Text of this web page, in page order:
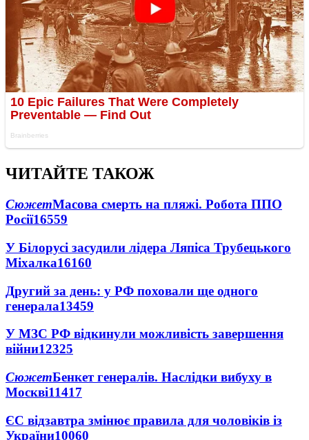
ЧИТАЙТЕ ТАКОЖ
СюжетМасова смерть на пляжі. Робота ППО
Росії16559
У Білорусі засудили лідера Ляпіса Трубецького
Міхалка16160
Другий за день: у РФ поховали ще одного
генерала13459
У МЗС РФ відкинули можливість завершення
війни12325
СюжетБенкет генералів. Наслідки вибуху в
Москві11417
ЄС відзавтра змінює правила для чоловіків із
України10060